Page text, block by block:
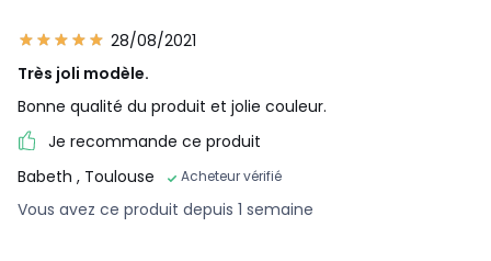
28/08/2021
Très joli modèle.
Bonne qualité du produit et jolie couleur.
Je recommande ce produit
Babeth , Toulouse Acheteur vérifié
Vous avez ce produit depuis 1 semaine